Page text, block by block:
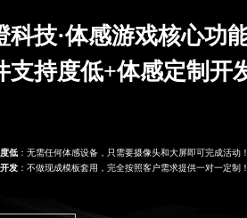
科技·体感游戏核心功
支持度低+体感定制开
低 ：无需任何体感设备，只需要摄像头和大屏即可完成活动
发 ：不做现成模板套用，完全按照客户需求提供一对一定制